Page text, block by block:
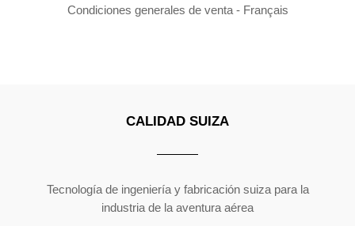
Condiciones generales de venta - Français
CALIDAD SUIZA
Tecnología de ingeniería y fabricación suiza para la
industria de la aventura aérea